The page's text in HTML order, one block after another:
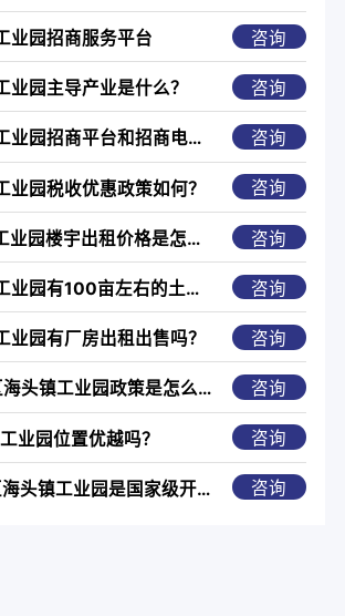
业园招商服务平台 咨询
业园主导产业是什么？ 咨询
6、海头镇工业园招商平台和招商电话是什么？ 咨询
业园税收优惠政策如何？ 咨询
7、海头镇工业园楼宇出租价格是怎么样的？ 咨询
8、海头镇工业园有100亩左右的土地出售吗？ 咨询
业园有厂房出租出售吗？ 咨询
10、赣榆区海头镇工业园政策是怎么样的？ 咨询
业园位置优越吗？ 咨询
12、赣榆区海头镇工业园是国家级开发区吗？ 咨询